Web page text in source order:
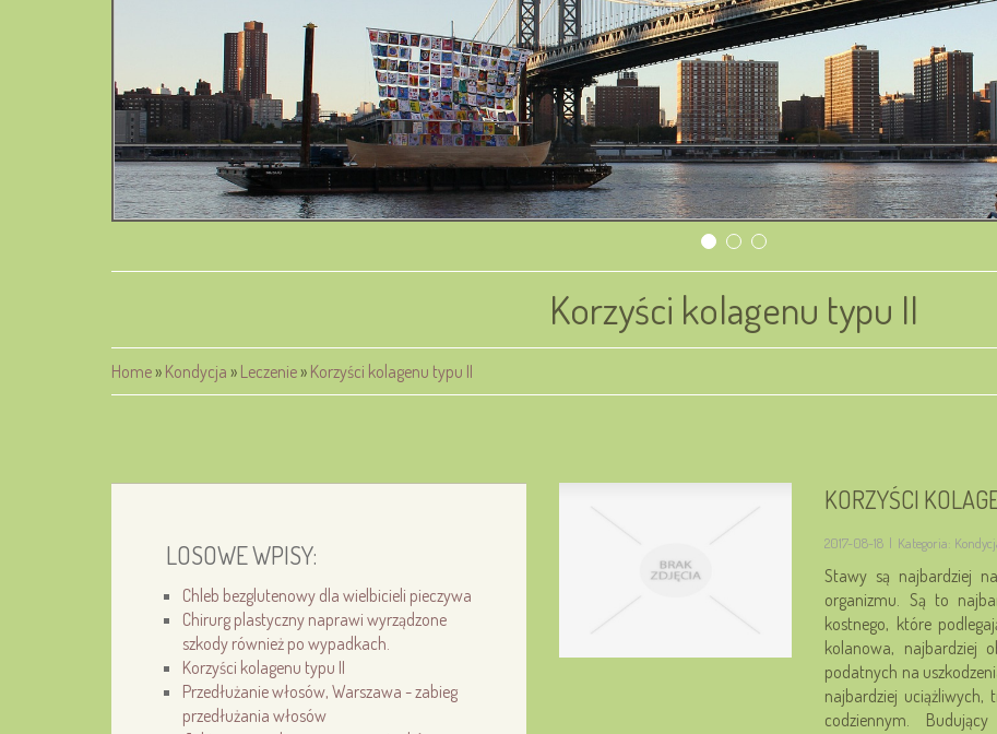
Korzyści kolagenu typu II
Home» Kondycja » Leczenie» Korzyści kolagenu typu II
LOSOWE WPISY:
Chleb bezglutenowy dla wielbicieli pieczywa
Chirurg plastyczny naprawi wyrządzone
szkody również po wypadkach.
Korzyści kolagenu typu II
Przedłużanie włosów, Warszawa - zabieg
przedłużania włosów
KORZYŚCI
2017-08-18 | Kategoria:
Stawy są najbardziej
organizmu. Są to
kostnego, które
kolanowa, najbardziej
podatnych na
najbardziej
codziennym.